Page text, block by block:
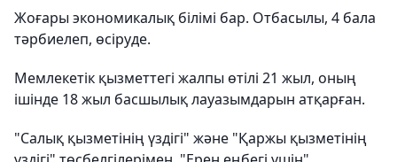
Жоғары экономикалық білімі бар. Отбасылы, 4 бала
тәрбиелеп, өсіруде.
Мемлекетік қызметтегі жалпы өтілі 21 жыл, оның
ішінде 18 жыл басшылық лауазымдарын атқарған.
"Салық қызметінің үздігі" және "Қаржы қызметінің